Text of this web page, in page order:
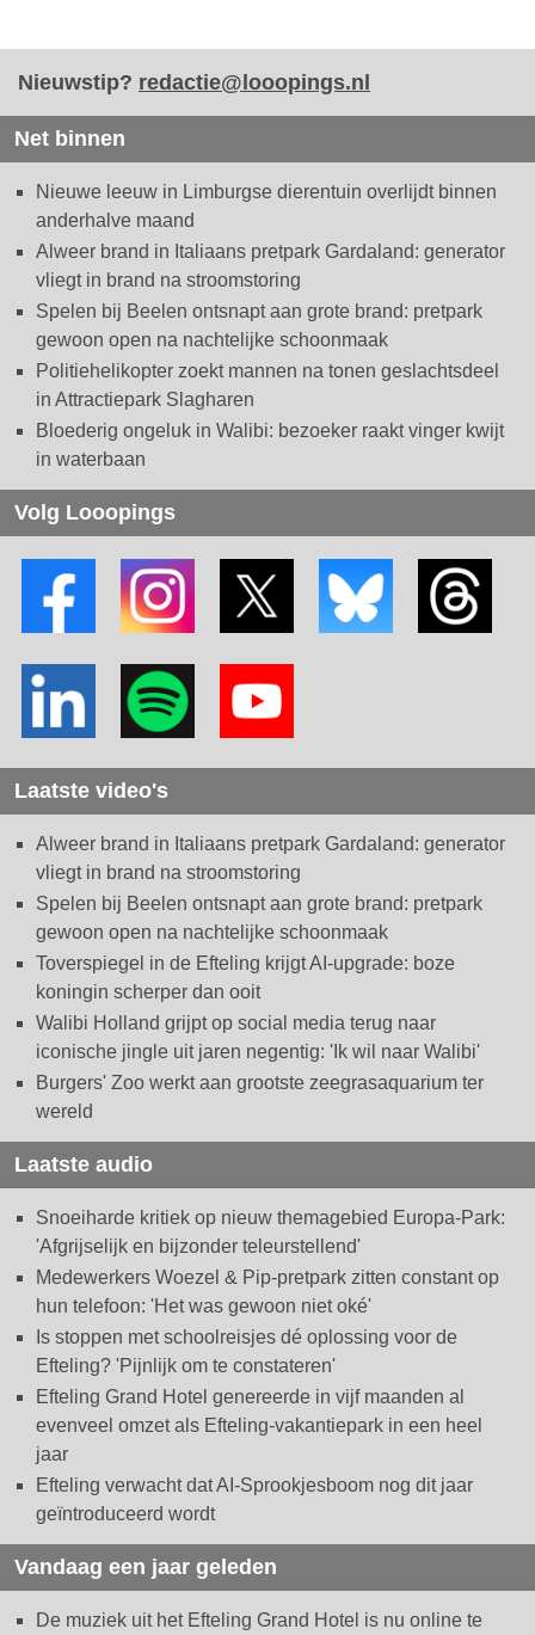
Nieuwstip? redactie@looopings.nl
Net binnen
Nieuwe leeuw in Limburgse dierentuin overlijdt binnen
anderhalve maand
Alweer brand in Italiaans pretpark Gardaland: generator
vliegt in brand na stroomstoring
Spelen bij Beelen ontsnapt aan grote brand: pretpark
gewoon open na nachtelijke schoonmaak
Politiehelikopter zoekt mannen na tonen geslachtsdeel
in Attractiepark Slagharen
Bloederig ongeluk in Walibi: bezoeker raakt vinger kwijt
in waterbaan
Volg Looopings
Laatste video's
Alweer brand in Italiaans pretpark Gardaland: generator
vliegt in brand na stroomstoring
Spelen bij Beelen ontsnapt aan grote brand: pretpark
gewoon open na nachtelijke schoonmaak
Toverspiegel in de Efteling krijgt AI-upgrade: boze
koningin scherper dan ooit
Walibi Holland grijpt op social media terug naar
iconische jingle uit jaren negentig: 'Ik wil naar Walibi'
Burgers' Zoo werkt aan grootste zeegrasaquarium ter
wereld
Laatste audio
Snoeiharde kritiek op nieuw themagebied Europa-Park:
'Afgrijselijk en bijzonder teleurstellend'
Medewerkers Woezel & Pip-pretpark zitten constant op
hun telefoon: 'Het was gewoon niet oké'
Is stoppen met schoolreisjes dé oplossing voor de
Efteling? 'Pijnlijk om te constateren'
Efteling Grand Hotel genereerde in vijf maanden al
evenveel omzet als Efteling-vakantiepark in een heel
jaar
Efteling verwacht dat AI-Sprookjesboom nog dit jaar
geïntroduceerd wordt
Vandaag een jaar geleden
De muziek uit het Efteling Grand Hotel is nu online te